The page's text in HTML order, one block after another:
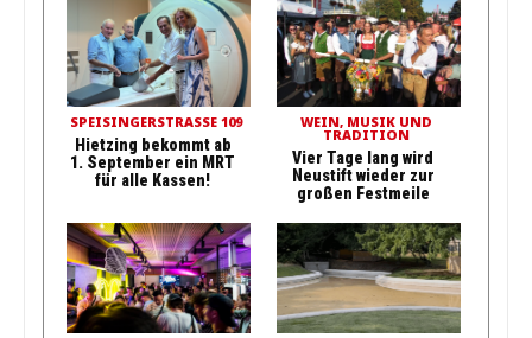
SPEISINGERSTRASSE 109
Hietzing bekommt ab
1. September ein MRT
für alle Kassen!
WEIN, MUSIK UND
TRADITION
Vier Tage lang wird
Neustift wieder zur
großen Festmeile